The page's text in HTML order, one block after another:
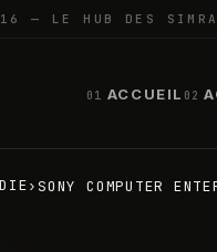
— LE HUB DES
01 ACCUEIL 02
›SONY COMPUTER